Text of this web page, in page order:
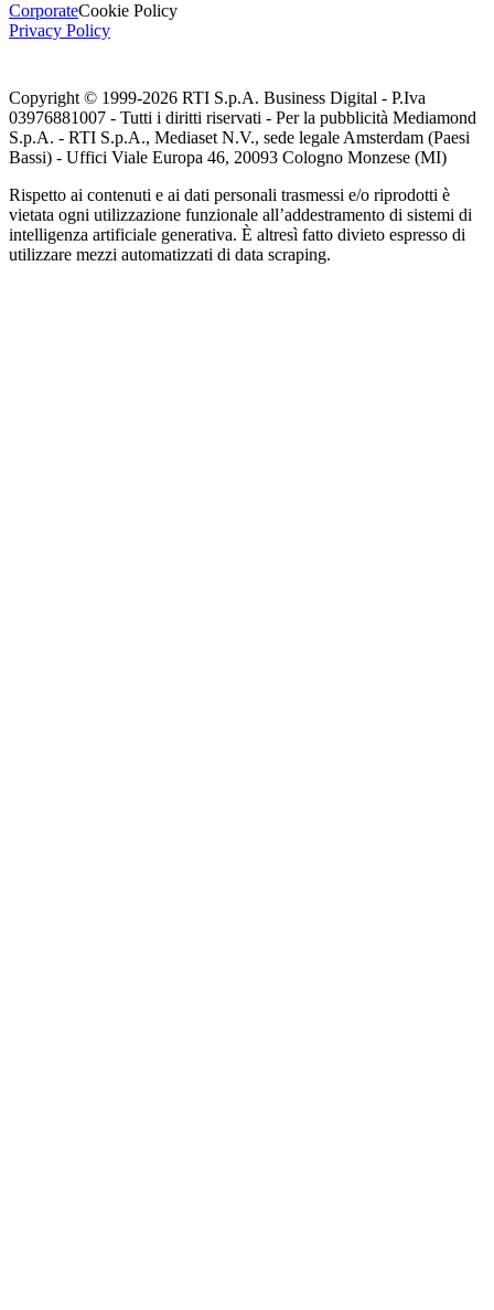
CorporateCookie Policy
Privacy Policy
Copyright © 1999-2026 RTI S.p.A. Business Digital - P.Iva
03976881007 - Tutti i diritti riservati - Per la pubblicità Mediamond
S.p.A. - RTI S.p.A., Mediaset N.V., sede legale Amsterdam (Paesi
Bassi) - Uffici Viale Europa 46, 20093 Cologno Monzese (MI)
Rispetto ai contenuti e ai dati personali trasmessi e/o riprodotti è
vietata ogni utilizzazione funzionale all’addestramento di sistemi di
intelligenza artificiale generativa. È altresì fatto divieto espresso di
utilizzare mezzi automatizzati di data scraping.